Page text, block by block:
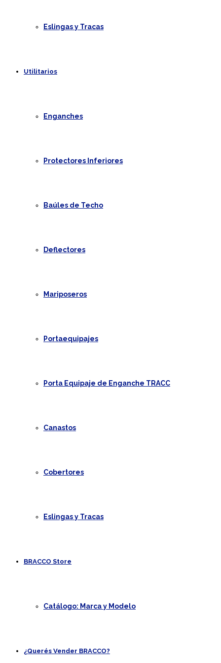
Eslingas y Tracas
Utilitarios
Enganches
Protectores Inferiores
Baúles de Techo
Deflectores
Mariposeros
Portaequipajes
Porta Equipaje de Enganche TRACC
Canastos
Cobertores
Eslingas y Tracas
BRACCO Store
Catálogo: Marca y Modelo
¿Querés Vender BRACCO?